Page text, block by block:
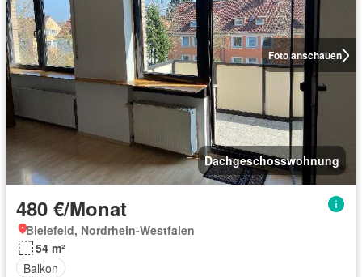
Foto anschauen
Dachgeschosswohnung
480 €/Monat
Bielefeld, Nordrhein-Westfalen
54 m²
Balkon